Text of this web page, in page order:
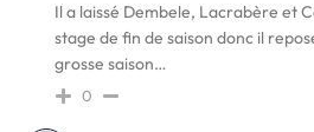
Il a laissé Dembele, Lacrabère et
stage de fin de saison donc il
grosse saison…
0